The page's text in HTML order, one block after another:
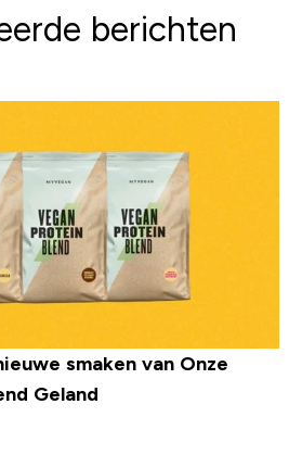
berichten
smaken van Onze
Geland